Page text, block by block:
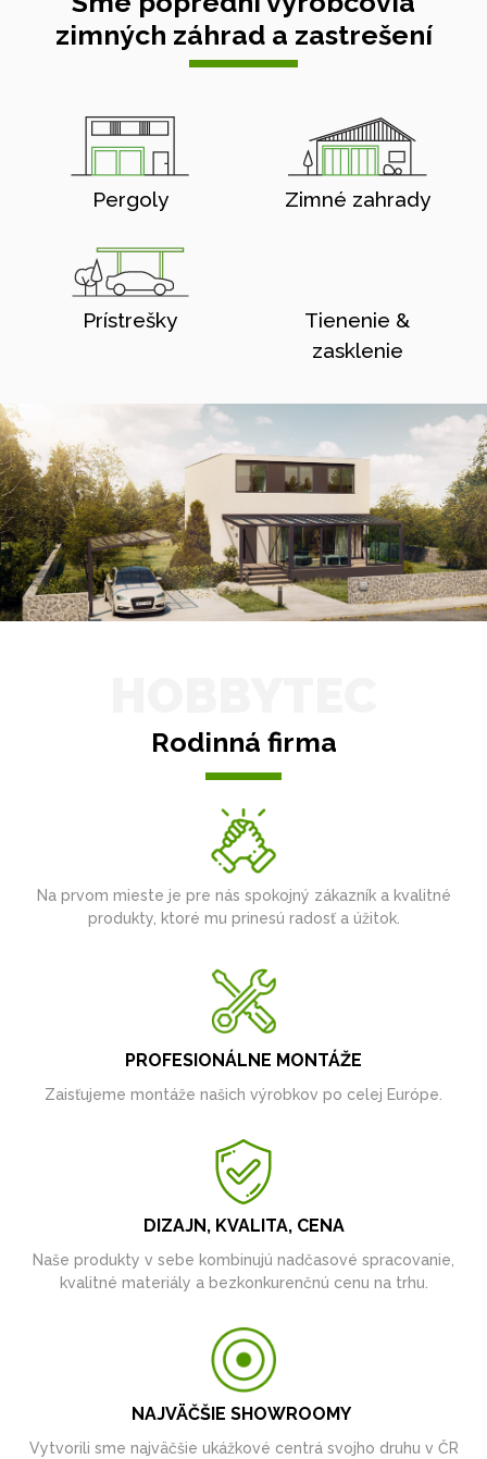
zimných záhrad a zastrešení
Pergoly Zimné zahrady
Prístrešky
Tienenie &
zasklenie
Rodinná firma
Na prvom mieste je pre nás spokojný zákazník a kvalitné
produkty, ktoré mu prinesú radosť a úžitok.
PROFESIONÁLNE MONTÁŽE
Zaisťujeme montáže našich výrobkov po celej Európe.
DIZAJN, KVALITA, CENA
Naše produkty v sebe kombinujú nadčasové spracovanie,
kvalitné materiály a bezkonkurenčnú cenu na trhu.
NAJVÄČŠIE SHOWROOMY
Vytvorili sme najväčšie ukážkové centrá svojho druhu v ČR